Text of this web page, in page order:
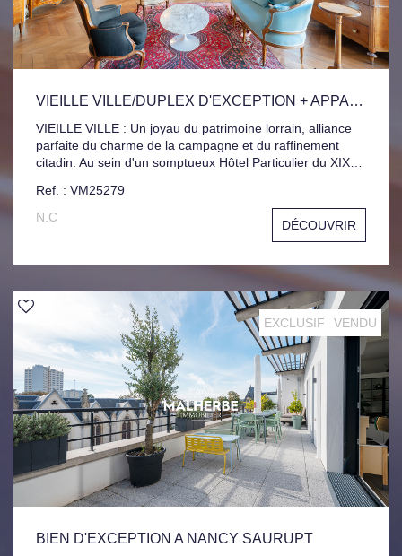
VIEILLE VILLE/DUPLEX D'EXCEPTION + APPARTEMENT INDÉPENDANT
VIEILLE VILLE : Un joyau du patrimoine lorrain, alliance
parfaite du charme de la campagne et du raffinement
citadin. Au sein d'un somptueux Hôtel Particulier du XIX
intemporelle et son cachet préservé. Il vous offre un vaste
vestibule, une double pièce de réception, une cuisine
indépendante, six chambres, deux salles de bains, un
balcon filant donnant sur un parc arboré collectif. Un
appartement indépendant de 45m² complète ce bien rare,
idéal pour des revenus locatifs ou espace invités.
Ref. : VM25279
N.C
DÉCOUVRIR
EXCLUSIF VENDU
BIEN D'EXCEPTION A NANCY SAURUPT